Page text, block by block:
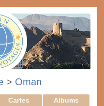
> Oman
Cartes
Albums